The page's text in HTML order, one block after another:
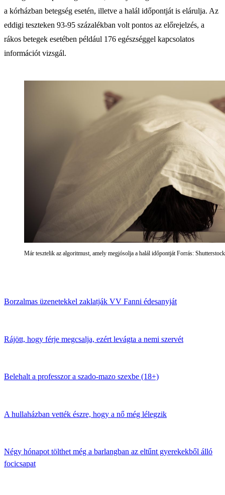
a kórházban betegség esetén, illetve a halál időpontját is elárulja. Az
eddigi teszteken 93-95 százalékban volt pontos az előrejelzés, a
rákos betegek esetében például 176 egészséggel kapcsolatos
információt vizsgál.
Már tesztelik az algoritmust, amely megjósolja a halál időpontját Forrás: Shutterstock
Borzalmas üzenetekkel zaklatják VV Fanni édesanyját
Rájött, hogy férje megcsalja, ezért levágta a nemi szervét
Belehalt a professzor a szado-mazo szexbe (18+)
A hullaházban vették észre, hogy a nő még lélegzik
Négy hónapot tölthet még a barlangban az eltűnt gyerekekből álló
focicsapat